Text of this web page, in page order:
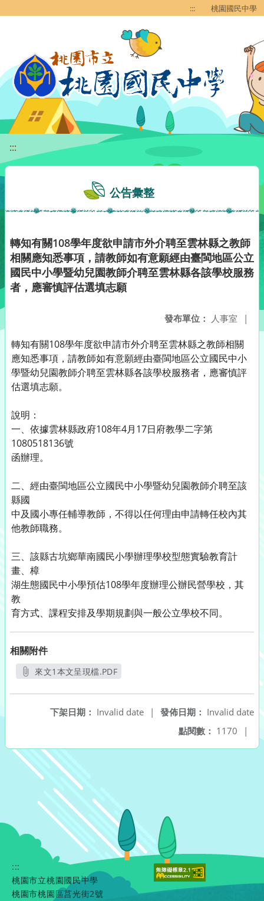
::: 桃園國民中學
:::
公告彙整
轉知有關108學年度欲申請市外介聘至雲林縣之教師
相關應知悉事項，請教師如有意願經由臺閩地區公立
國民中小學暨幼兒園教師介聘至雲林縣各該學校服務
者，應審慎評估選填志願
發布單位： 人事室 |
轉知有關108學年度欲申請市外介聘至雲林縣之教師相關
應知悉事項，請教師如有意願經由臺閩地區公立國民中小
學暨幼兒園教師介聘至雲林縣各該學校服務者，應審慎評
估選填志願。
說明：
一、依據雲林縣政府108年4月17日府教學二字第
1080518136號
函辦理。
二、經由臺閩地區公立國民中小學暨幼兒園教師介聘至該
縣國
中及國小專任輔導教師，不得以任何理由申請轉任校內其
他教師職務。
三、該縣古坑鄉華南國民小學辦理學校型態實驗教育計
畫、樟
湖生態國民中小學預估108學年度辦理公辦民營學校，其
教
育方式、課程安排及學期規劃與一般公立學校不同。
相關附件
來文1本文呈現檔.PDF
發佈日期： Invalid date
下架日期： Invalid date
|
點閱數： 1170 |
:::
桃園市立桃園國民中學
桃園市桃園區莒光街2號